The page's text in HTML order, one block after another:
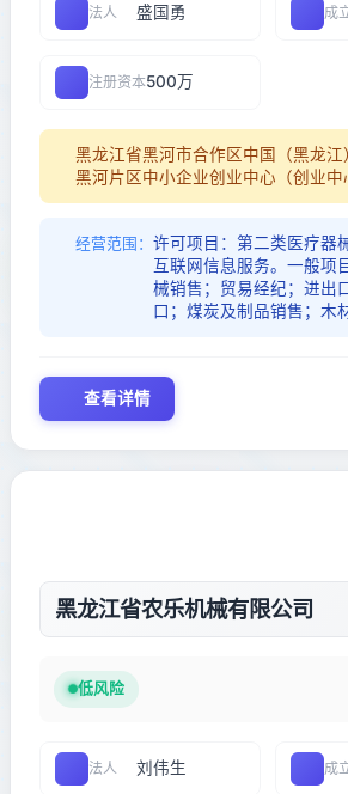
法人 盛国勇 成
注册资本500万
黑龙江省黑河市合作区中国（黑龙
黑河片区中小企业创业中心（创业中
经营范围： 许可项目：第二类医疗器
互联网信息服务。一般项
械销售；贸易经纪；进出
口；煤炭及制品销售；木
查看详情
黑龙江省农乐机械有限公司
低风险
法人 刘伟生 成